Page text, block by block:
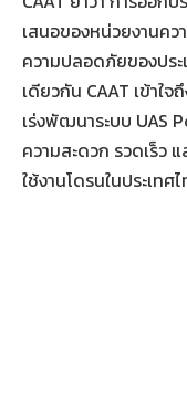
เสนอของหน่วยงานคว
ความปลอดภัยของปร
เดียวกัน CAAT เข้าใ
เร่งพัฒนาระบบ UAS
ความสะดวก รวดเร็ว
ใช้งานโดรนในประเท